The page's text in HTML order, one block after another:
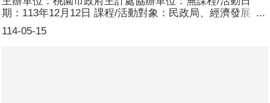
114-05-15
期：113年12月12日 課程/活動對象：民政局、經濟發展
局、都市發展局、工務局、觀光旅遊局、警察局、環境保護
局、消防局、法務局、客家事務局、捷運工程局、新聞處、